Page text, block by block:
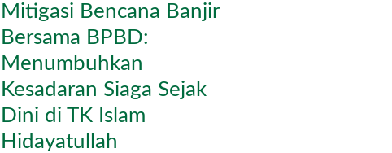
Mitigasi Bencana Banjir
Bersama BPBD:
Menumbuhkan
Kesadaran Siaga Sejak
Dini di TK Islam
Hidayatullah